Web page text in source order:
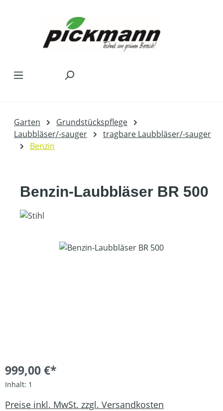
Garten
Grundstückspflege
Laubbläser/-sauger
tragbare Laubbläser/-sauger
Benzin
Benzin-Laubbläser BR 500
Bildergalerie überspringen
999,00 €*
Inhalt: 1
Preise inkl. MwSt. zzgl. Versandkosten